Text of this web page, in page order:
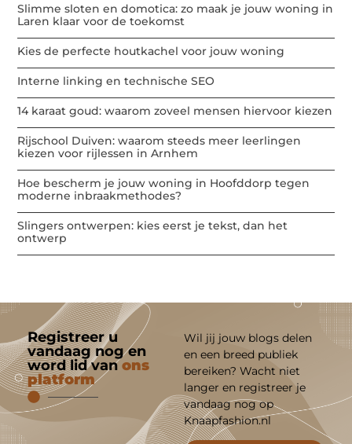
Slimme sloten en domotica: zo maak je jouw woning in
Laren klaar voor de toekomst
Kies de perfecte houtkachel voor jouw woning
Interne linking en technische SEO
14 karaat goud: waarom zoveel mensen hiervoor kiezen
Rijschool Duiven: waarom steeds meer leerlingen
kiezen voor rijlessen in Arnhem
Hoe bescherm je jouw woning in Hoofddorp tegen
moderne inbraakmethodes?
Slingers ontwerpen: kies eerst je tekst, dan het
ontwerp
Registreer u
vandaag nog en
word lid vanons
platform
Wil jij jouw blogs delen
en een breed publiek
bereiken? Wacht niet
langer en registreer je
vandaag nog op
Knaapfashion.nl